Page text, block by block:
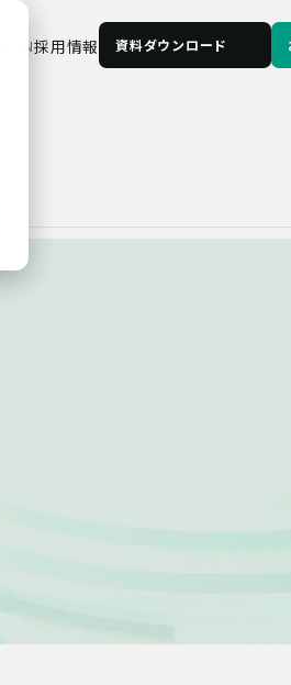
EN採用情報 資料ダウンロード